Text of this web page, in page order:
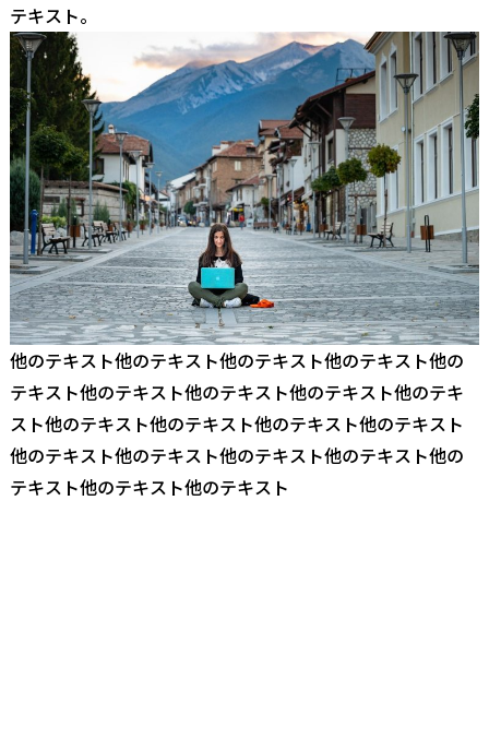
テキスト。
他のテキスト他のテキスト他のテキスト他のテキスト他の
テキスト他のテキスト他のテキスト他のテキスト他のテキ
スト他のテキスト他のテキスト他のテキスト他のテキスト
他のテキスト他のテキスト他のテキスト他のテキスト他の
テキスト他のテキスト他のテキスト